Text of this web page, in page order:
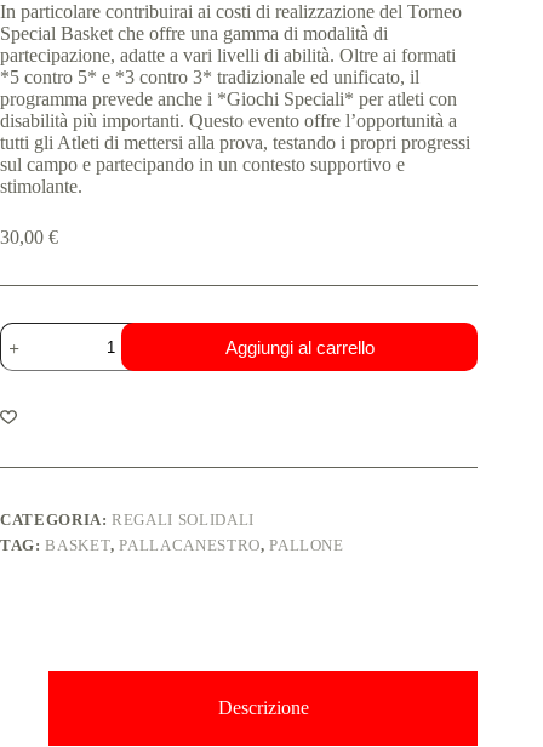
In particolare contribuirai ai costi di realizzazione del Torneo
Special Basket che offre una gamma di modalità di
partecipazione, adatte a vari livelli di abilità. Oltre ai formati
*5 contro 5* e *3 contro 3* tradizionale ed unificato, il
programma prevede anche i *Giochi Speciali* per atleti con
disabilità più importanti. Questo evento offre l’opportunità a
tutti gli Atleti di mettersi alla prova, testando i propri progressi
sul campo e partecipando in un contesto supportivo e
stimolante.
30,00 €
Aggiungi al carrello
CATEGORIA:REGALI SOLIDALI
TAG:BASKET,PALLACANESTRO,PALLONE
Descrizione